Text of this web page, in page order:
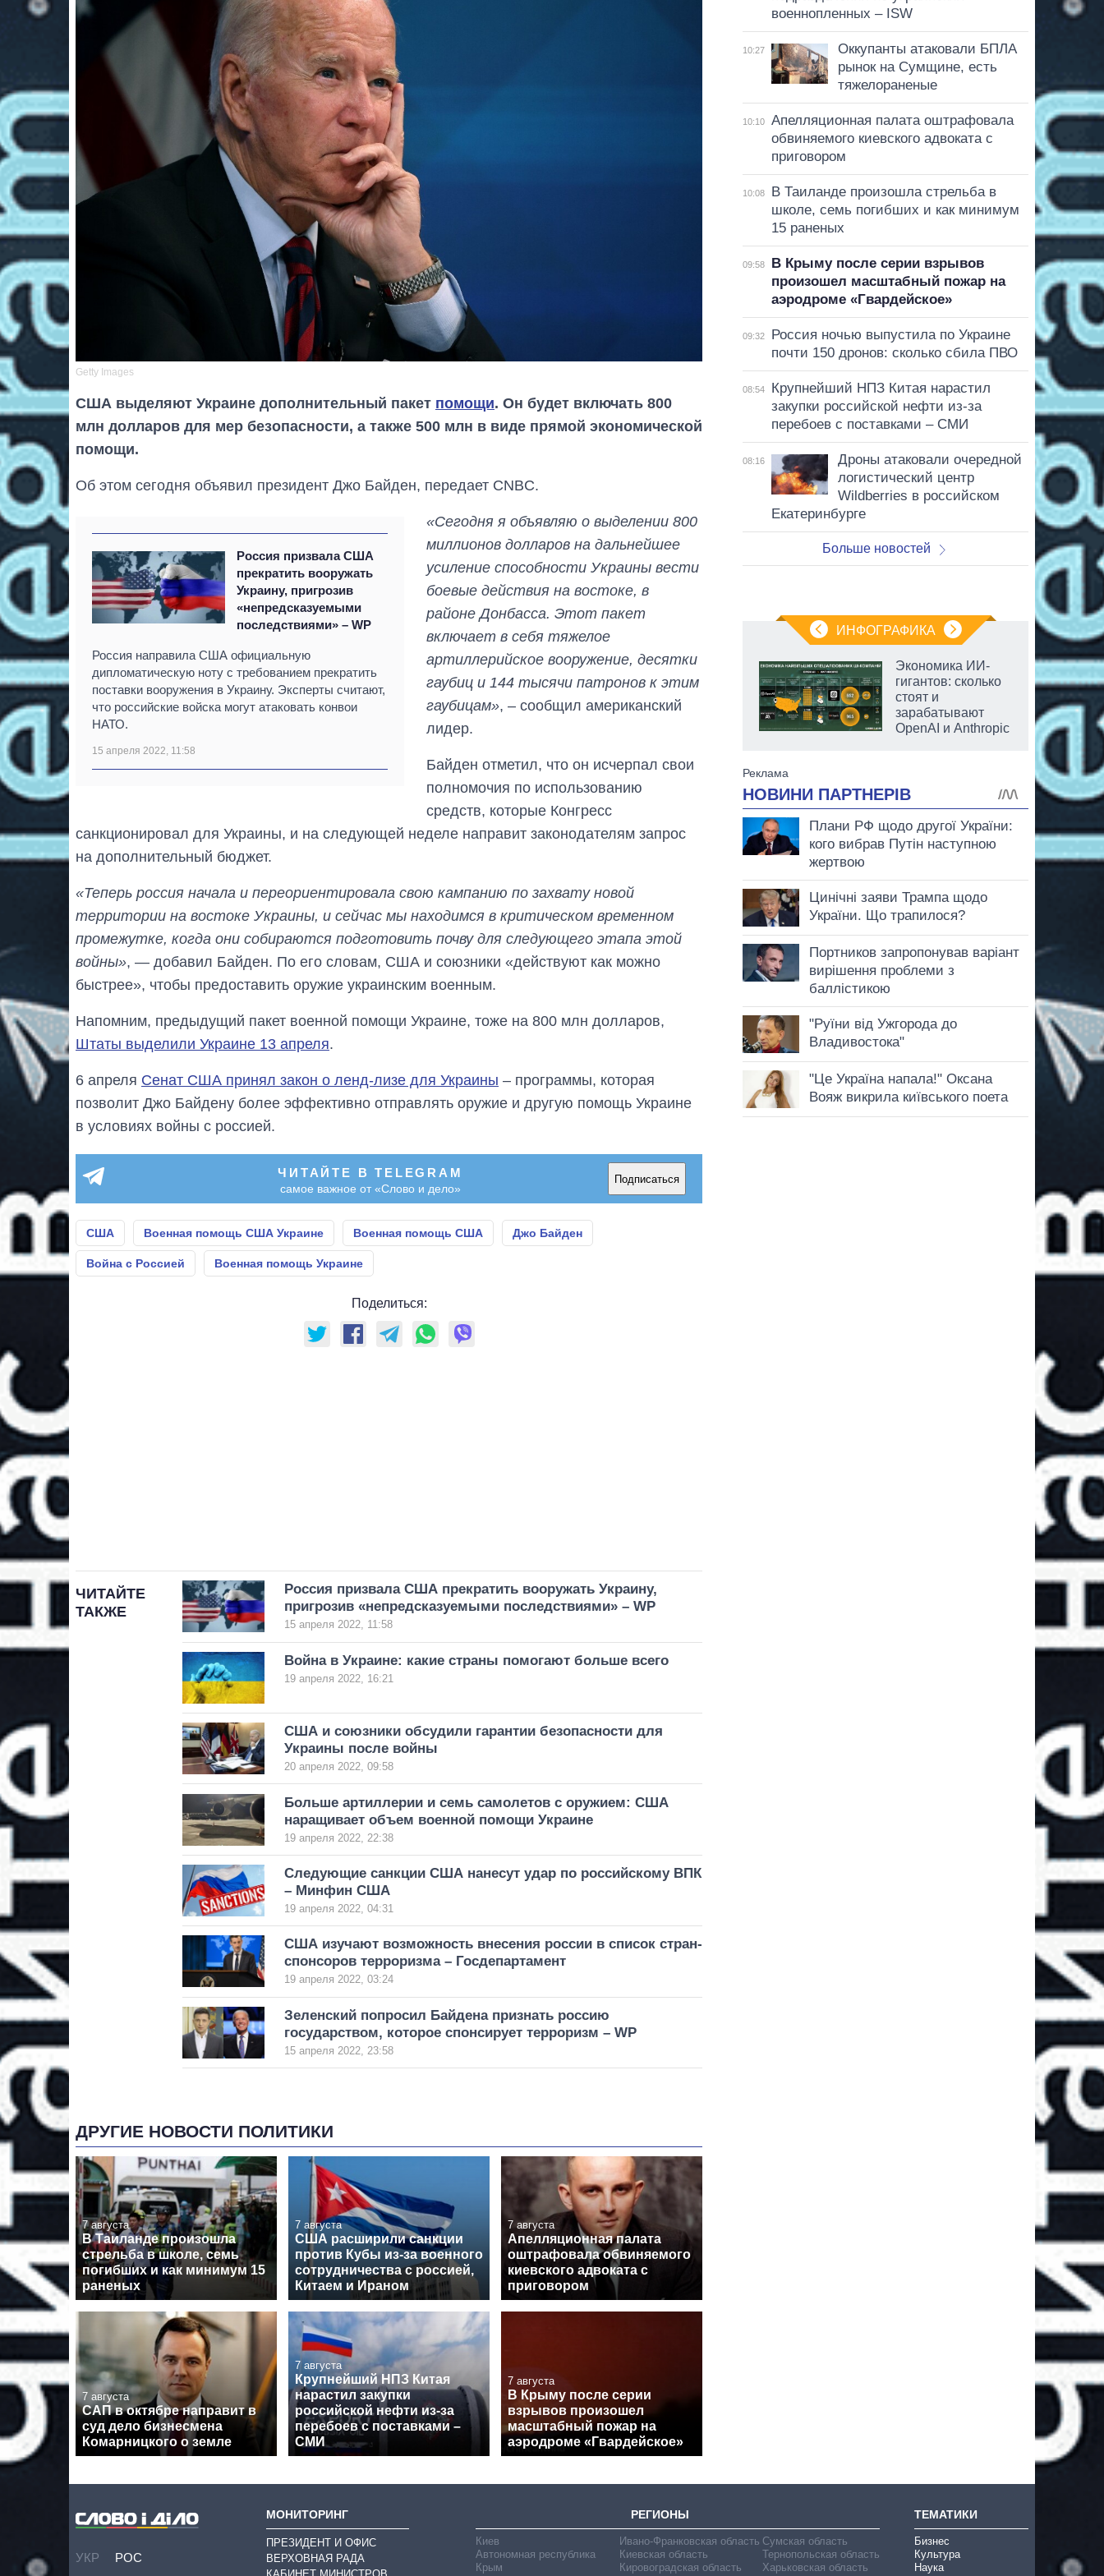
Getty Images
США выделяют Украине дополнительный пакет помощи. Он будет включать 800
млн долларов для мер безопасности, а также 500 млн в виде прямой экономической
помощи.
Об этом сегодня объявил президент Джо Байден, передает CNBC.
Россия призвала США
прекратить вооружать
Украину, пригрозив
«непредсказуемыми
последствиями» – WP
Россия направила США официальную
дипломатическую ноту с требованием прекратить
поставки вооружения в Украину. Эксперты считают,
что российские войска могут атаковать конвои
НАТО.
15 апреля 2022, 11:58
«Сегодня я объявляю о выделении 800
миллионов долларов на дальнейшее
усиление способности Украины вести
боевые действия на востоке, в
районе Донбасса. Этот пакет
включает в себя тяжелое
артиллерийское вооружение, десятки
гаубиц и 144 тысячи патронов к этим
гаубицам», – сообщил американский
лидер.
Байден отметил, что он исчерпал свои
полномочия по использованию
средств, которые Конгресс
санкционировал для Украины, и на следующей неделе направит законодателям запрос
на дополнительный бюджет.
«Теперь россия начала и переориентировала свою кампанию по захвату новой
территории на востоке Украины, и сейчас мы находимся в критическом временном
промежутке, когда они собираются подготовить почву для следующего этапа этой
войны», — добавил Байден. По его словам, США и союзники «действуют как можно
быстрее», чтобы предоставить оружие украинским военным.
Напомним, предыдущий пакет военной помощи Украине, тоже на 800 млн долларов,
Штаты выделили Украине 13 апреля.
6 апреля Сенат США принял закон о ленд-лизе для Украины – программы, которая
позволит Джо Байдену более эффективно отправлять оружие и другую помощь Украине
в условиях войны с россией.
ЧИТАЙТЕ В TELEGRAM
самое важное от «Слово и дело»
Подписаться
США Военная помощь США Украине Военная помощь США Джо Байден
Война с Россией Военная помощь Украине
Поделиться:
ЧИТАЙТЕ
ТАКЖЕ
Россия призвала США прекратить вооружать Украину,
пригрозив «непредсказуемыми последствиями» – WP
15 апреля 2022, 11:58
Война в Украине: какие страны помогают больше всего
19 апреля 2022, 16:21
США и союзники обсудили гарантии безопасности для
Украины после войны
20 апреля 2022, 09:58
Больше артиллерии и семь самолетов с оружием: США
наращивает объем военной помощи Украине
19 апреля 2022, 22:38
Следующие санкции США нанесут удар по российскому ВПК
– Минфин США
19 апреля 2022, 04:31
США изучают возможность внесения россии в список стран-
спонсоров терроризма – Госдепартамент
19 апреля 2022, 03:24
Зеленский попросил Байдена признать россию
государством, которое спонсирует терроризм – WP
15 апреля 2022, 23:58
ДРУГИЕ НОВОСТИ ПОЛИТИКИ
7 августа
В Таиланде произошла
стрельба в школе, семь
погибших и как минимум 15
раненых
7 августа
США расширили санкции
против Кубы из-за военного
сотрудничества с россией,
Китаем и Ираном
7 августа
Апелляционная палата
оштрафовала обвиняемого
киевского адвоката с
приговором
7 августа
САП в октябре направит в
суд дело бизнесмена
Комарницкого о земле
7 августа
Крупнейший НПЗ Китая
нарастил закупки
российской нефти из-за
перебоев с поставками –
СМИ
7 августа
В Крыму после серии
взрывов произошел
масштабный пожар на
аэродроме «Гвардейское»
военнопленных – ISW
10:27
Оккупанты атаковали БПЛА
рынок на Сумщине, есть
тяжелораненые
10:10
Апелляционная палата оштрафовала
обвиняемого киевского адвоката с
приговором
10:08
В Таиланде произошла стрельба в
школе, семь погибших и как минимум
15 раненых
09:58
В Крыму после серии взрывов
произошел масштабный пожар на
аэродроме «Гвардейское»
09:32
Россия ночью выпустила по Украине
почти 150 дронов: сколько сбила ПВО
08:54
Крупнейший НПЗ Китая нарастил
закупки российской нефти из-за
перебоев с поставками – СМИ
08:16
Дроны атаковали очередной
логистический центр
Wildberries в российском
Екатеринбурге
Больше новостей
ИНФОГРАФИКА
Как изменился
бюджет
Министерства
обороны за 13 лет
Экономика ИИ-
гигантов: сколько
стоят и
зарабатывают
OpenAI и Anthropic
УКР РОС
МОНИТОРИНГ
ПРЕЗИДЕНТ И ОФИС
ВЕРХОВНАЯ РАДА
РЕГИОНЫ
Киев
Автономная республика
Крым
Ивано-Франковская область
Киевская область
Кировоградская область
Сумская область
Тернопольская область
Харьковская область
ТЕМАТИКИ
Бизнес
Культура
Наука